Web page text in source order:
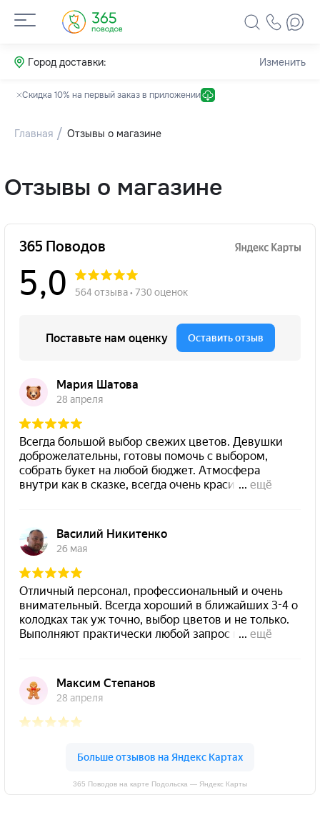
Город доставки: Изменить
Скидка 10% на первый заказ в приложении
Главная Отзывы о магазине
Отзывы о магазине
365 Поводов на карте Подольска — Яндекс Карты